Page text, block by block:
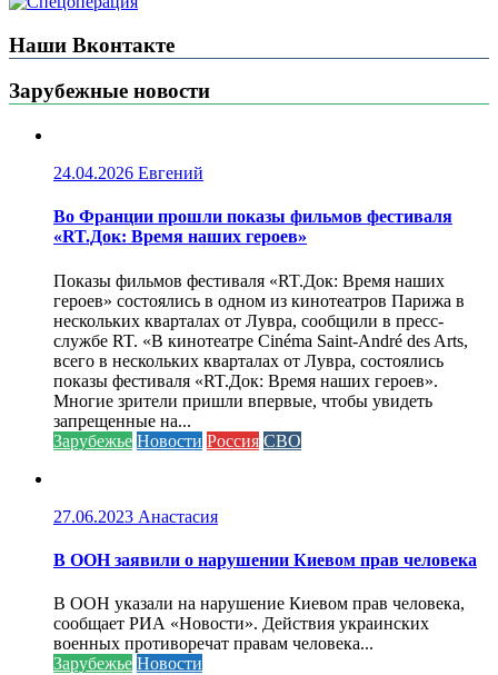
Наши Вконтакте
Зарубежные новости
24.04.2026 Евгений
Во Франции прошли показы фильмов фестиваля
«RT.Док: Время наших героев»
Показы фильмов фестиваля «RT.Док: Время наших
героев» состоялись в одном из кинотеатров Парижа в
нескольких кварталах от Лувра, сообщили в пресс-
службе RT. «В кинотеатре Cinéma Saint-André des Arts,
всего в нескольких кварталах от Лувра, состоялись
показы фестиваля «RT.Док: Время наших героев».
Многие зрители пришли впервые, чтобы увидеть
запрещенные на...
Зарубежье Новости Россия СВО
27.06.2023 Анастасия
В ООН заявили о нарушении Киевом прав человека
В ООН указали на нарушение Киевом прав человека,
сообщает РИА «Новости». Действия украинских
военных противоречат правам человека...
Зарубежье Новости